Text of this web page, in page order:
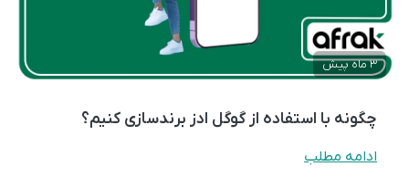
3 ماه پیش
چگونه با استفاده از گوگل ادز برندسازی کنیم؟
ادامه مطلب